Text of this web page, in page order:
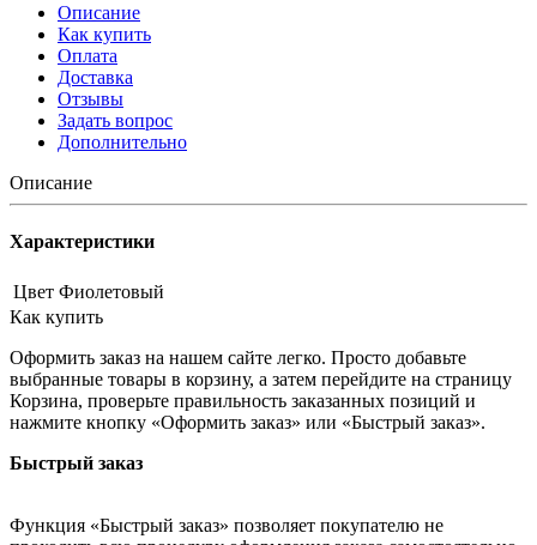
Описание
Как купить
Оплата
Доставка
Отзывы
Задать вопрос
Дополнительно
Описание
Характеристики
Цвет Фиолетовый
Как купить
Оформить заказ на нашем сайте легко. Просто добавьте
выбранные товары в корзину, а затем перейдите на страницу
Корзина, проверьте правильность заказанных позиций и
нажмите кнопку «Оформить заказ» или «Быстрый заказ».
Быстрый заказ
Функция «Быстрый заказ» позволяет покупателю не